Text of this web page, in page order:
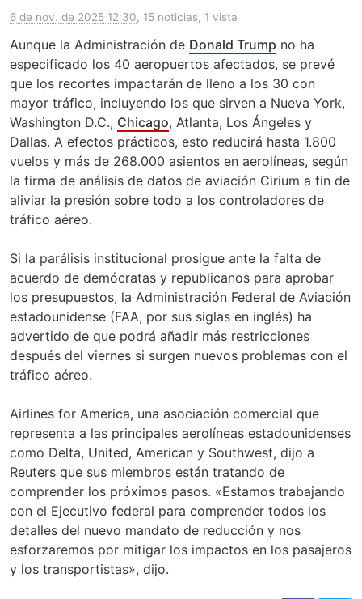
6 de nov. de 2025 12:30, 15 noticias, 1 vista
Aunque la Administración de Donald Trump no ha
especificado los 40 aeropuertos afectados, se prevé
que los recortes impactarán de lleno a los 30 con
mayor tráfico, incluyendo los que sirven a Nueva York,
Washington D.C., Chicago, Atlanta, Los Ángeles y
Dallas. A efectos prácticos, esto reducirá hasta 1.800
vuelos y más de 268.000 asientos en aerolíneas, según
la firma de análisis de datos de aviación Cirium a fin de
aliviar la presión sobre todo a los controladores de
tráfico aéreo.
Si la parálisis institucional prosigue ante la falta de
acuerdo de demócratas y republicanos para aprobar
los presupuestos, la Administración Federal de Aviación
estadounidense (FAA, por sus siglas en inglés) ha
advertido de que podrá añadir más restricciones
después del viernes si surgen nuevos problemas con el
tráfico aéreo.
Airlines for America, una asociación comercial que
representa a las principales aerolíneas estadounidenses
como Delta, United, American y Southwest, dijo a
Reuters que sus miembros están tratando de
comprender los próximos pasos. «Estamos trabajando
con el Ejecutivo federal para comprender todos los
detalles del nuevo mandato de reducción y nos
esforzaremos por mitigar los impactos en los pasajeros
y los transportistas», dijo.